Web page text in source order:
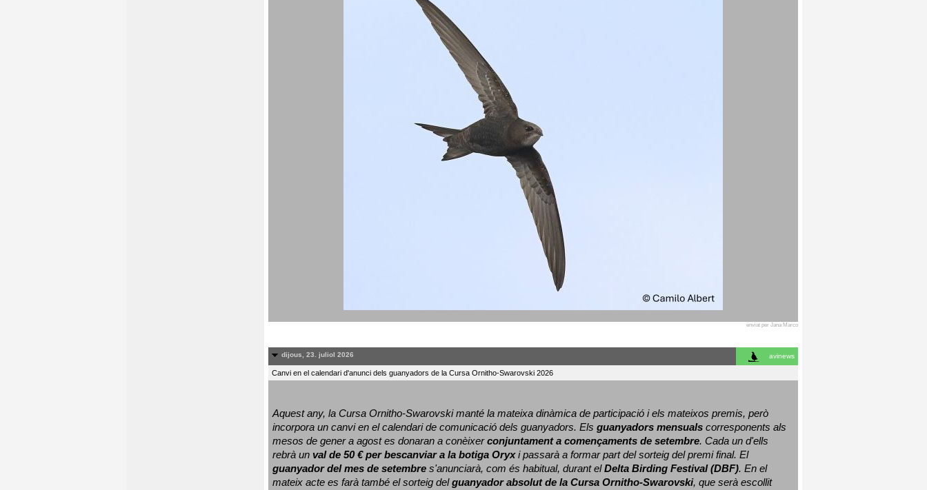
enviat per Jana Marco
dijous, 23. juliol 2026 avinews
Canvi en el calendari d'anunci dels guanyadors de la Cursa Ornitho-Swarovski 2026
Aquest any, la Cursa Ornitho-Swarovski manté la mateixa dinàmica de participació i els mateixos premis, però
incorpora un canvi en el calendari de comunicació dels guanyadors. Els guanyadors mensuals corresponents als
mesos de gener a agost es donaran a conèixer conjuntament a començaments de setembre. Cada un d'ells
rebrà un val de 50 € per bescanviar a la botiga Oryx i passarà a formar part del sorteig del premi final.
El
guanyador del mes de setembre s'anunciarà, com és habitual, durant el Delta Birding Festival (DBF). En el
mateix acte es farà també el sorteig del guanyador absolut de la Cursa Ornitho-Swarovski, que serà escollit